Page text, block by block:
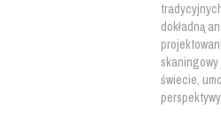
dokładną
świecie,